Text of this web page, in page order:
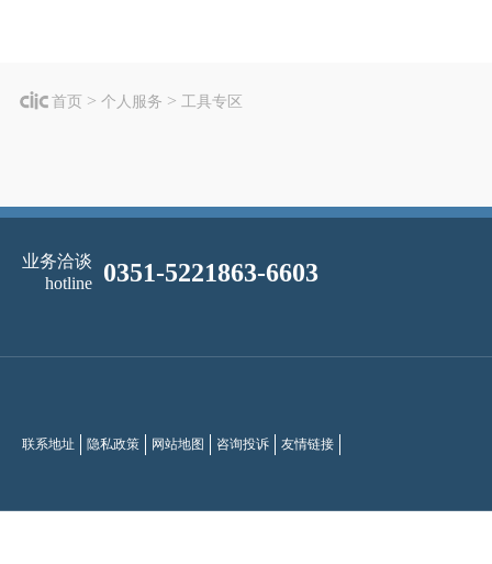
首页 > 个人服务 > 工具专区
业务洽谈
hotline
0351-5221863-6603
联系地址 隐私政策 网站地图 咨询投诉 友情链接